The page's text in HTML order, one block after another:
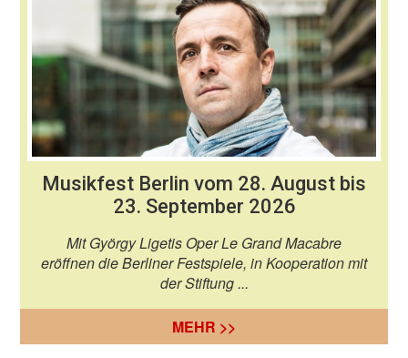
Musikfest Berlin vom 28. August bis
23. September 2026
Mit György Ligetis Oper Le Grand Macabre
eröffnen die Berliner Festspiele, in Kooperation mit
der Stiftung ...
MEHR >>